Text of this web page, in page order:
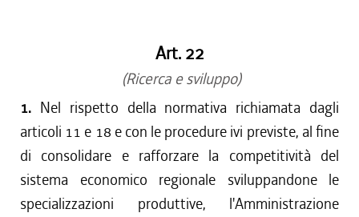
dal 15/12/2016 al 31/12/2016
dal 13/08/2016 al 14/12/2016
dal 13/04/2016 al 12/08/2016
dal 01/01/2016 al 12/04/2016
dal 13/11/2015 al 31/12/2015
dal 01/10/2015 al 12/11/2015
dal 11/08/2015 al 30/09/2015
dal 23/07/2015 al 10/08/2015
Art. 22
(Ricerca e sviluppo)
1. Nel rispetto della normativa richiamata dagli
articoli 11 e 18 e con le procedure ivi previste, al fine
di consolidare e rafforzare la competitività del
sistema economico regionale sviluppandone le
specializzazioni produttive, l'Amministrazione